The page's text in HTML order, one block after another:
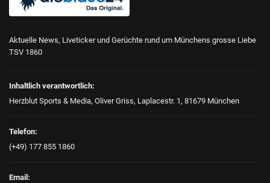
Aktuelle News, Liveticker und Gerüchte rund um Münchens grosse Liebe
TSV 1860
Inhaltlich verantwortlich:
Herzblut Sports & Media, Oliver Griss, Laplacestr. 1, 81679 München
Telefon:
(+49) 177 855 1860
Email: